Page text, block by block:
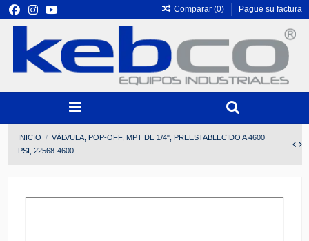
Comparar (0) Pague su factura
INICIO
VÁLVULA, POP-OFF, MPT DE 1/4", PREESTABLECIDO A 4600
PSI, 22568-4600